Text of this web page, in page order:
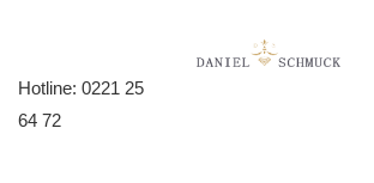
Hotline: 0221 25
64 72